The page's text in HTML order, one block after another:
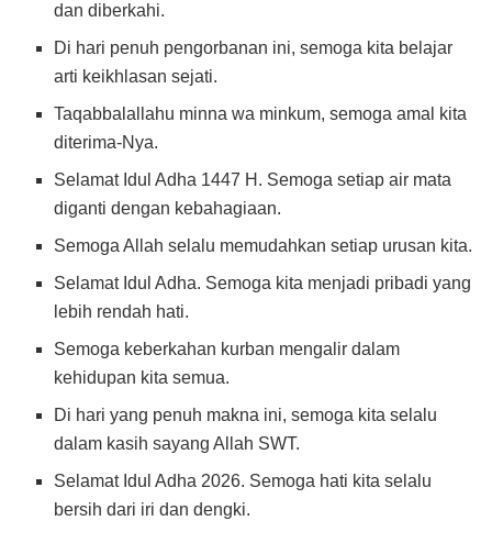
dan diberkahi.
Di hari penuh pengorbanan ini, semoga kita belajar
arti keikhlasan sejati.
Taqabbalallahu minna wa minkum, semoga amal kita
diterima-Nya.
Selamat Idul Adha 1447 H. Semoga setiap air mata
diganti dengan kebahagiaan.
Semoga Allah selalu memudahkan setiap urusan kita.
Selamat Idul Adha. Semoga kita menjadi pribadi yang
lebih rendah hati.
Semoga keberkahan kurban mengalir dalam
kehidupan kita semua.
Di hari yang penuh makna ini, semoga kita selalu
dalam kasih sayang Allah SWT.
Selamat Idul Adha 2026. Semoga hati kita selalu
bersih dari iri dan dengki.